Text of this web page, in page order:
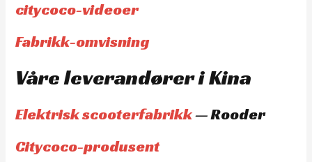
citycoco-videoer
Fabrikk-omvisning
Våre leverandører i Kina
Elektrisk scooterfabrikk— Rooder
Citycoco-produsent